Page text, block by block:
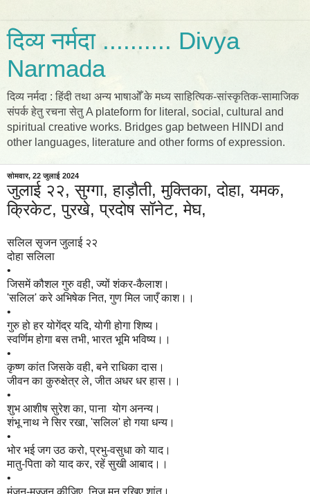
दिव्य नर्मदा .......... Divya
Narmada
दिव्य नर्मदा : हिंदी तथा अन्य भाषाओँ के मध्य साहित्यिक-सांस्कृतिक-सामाजिक
संपर्क हेतु रचना सेतु A plateform for literal, social, cultural and
spiritual creative works. Bridges gap between HINDI and
other languages, literature and other forms of expression.
सोमवार, 22 जुलाई 2024
जुलाई २२, सुग्गा, हाड़ौती, मुक्तिका, दोहा, यमक,
क्रिकेट, पुरखे, प्रदोष सॉनेट, मेघ,
सलिल सृजन जुलाई २२
दोहा सलिला
•
जिसमें कौशल गुरु वही, ज्यों शंकर-कैलाश।
'सलिल' करे अभिषेक नित, गुण मिल जाएँ काश।।
•
गुरु हो हर योगेंद्र यदि, योगी होगा शिष्य।
स्वर्णिम होगा बस तभी, भारत भूमि भविष्य।।
•
कृष्ण कांत जिसके वही, बने राधिका दास।
जीवन का कुरुक्षेत्र ले, जीत अधर धर हास।।
•
शुभ आशीष सुरेश का, पाना योग अनन्य।
शंभू नाथ ने सिर रखा, 'सलिल' हो गया धन्य।
•
भोर भई जग उठ करो, प्रभु-वसुधा को याद।
मातु-पिता को याद कर, रहें सुखी आबाद।।
•
मंजन-मज्जन कीजिए, निज मन रखिए शांत।